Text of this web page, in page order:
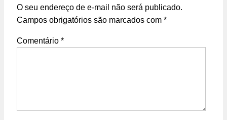
O seu endereço de e-mail não será publicado.
Campos obrigatórios são marcados com *
Comentário *